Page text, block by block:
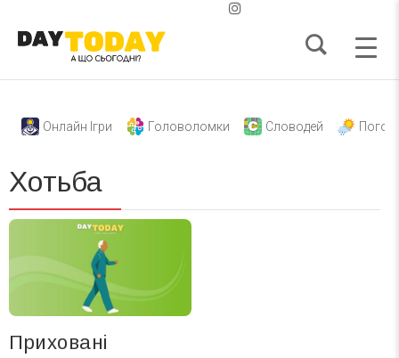
Онлайн Ігри Головоломки Словодей
Хотьба
Приховані